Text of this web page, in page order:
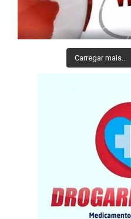
Carregar mais...